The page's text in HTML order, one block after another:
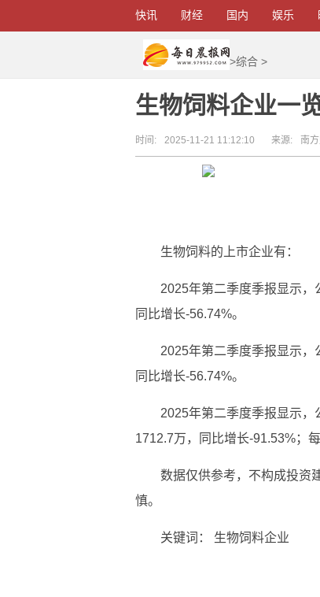
快讯 财经 国内 娱乐
>综合 >
生物饲料企业一
时间: 2025-11-21 11:12:10 来源: 南
生物饲料的上市企业有：
2025年第二季度季报显示，
同比增长-56.74%。
2025年第二季度季报显示，
同比增长-56.74%。
2025年第二季度季报显示，
1712.7万，同比增长-91.53%；
数据仅供参考，不构成投资
慎。
关键词： 生物饲料企业